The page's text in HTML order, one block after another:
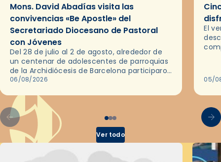
Mons. David Abadías visita las
convivencias «Be Apostle» del
Secretariado Diocesano de Pastoral
con Jóvenes
Del 28 de julio al 2 de agosto, alrededor de
un centenar de adolescentes de parroquias
de la Archidiócesis de Barcelona participaron
en las convivencias Be Apostle, organizadas
06/08/2026
El
05/
Ver todo